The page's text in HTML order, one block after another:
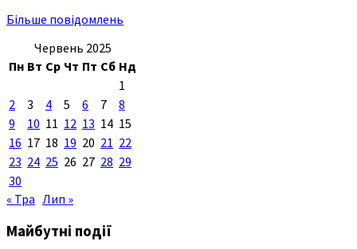
Більше повідомлень
Червень 2025
Пн Вт Ср Чт Пт Сб Нд
1
2
3 4 5 6 7
8
9
10 11 12 13 14 15
16 17 18 19 20 21 22
23 24 25 26 27 28 29
30
« Тра Лип »
Майбутні події